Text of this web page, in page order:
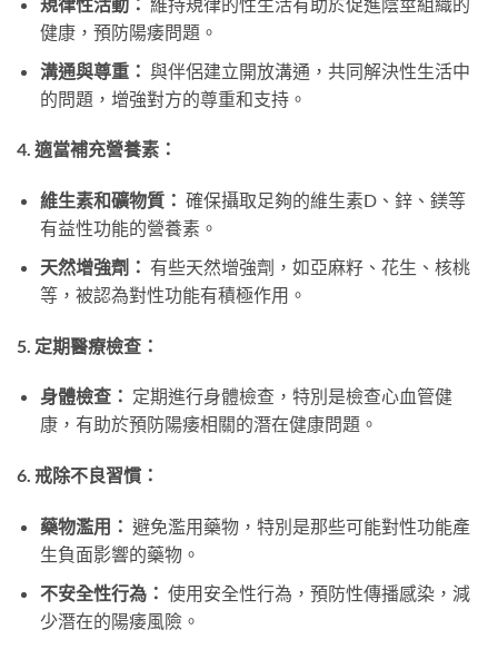
健康，預防陽痿問題。
溝通與尊重： 與伴侶建立開放溝通，共同解決性生活中
的問題，增強對方的尊重和支持。
4. 適當補充營養素：
維生素和礦物質： 確保攝取足夠的維生素D、鋅、鎂等
有益性功能的營養素。
天然增強劑： 有些天然增強劑，如亞麻籽、花生、核桃
等，被認為對性功能有積極作用。
5. 定期醫療檢查：
身體檢查： 定期進行身體檢查，特別是檢查心血管健
康，有助於預防陽痿相關的潛在健康問題。
6. 戒除不良習慣：
藥物濫用： 避免濫用藥物，特別是那些可能對性功能產
生負面影響的藥物。
不安全性行為： 使用安全性行為，預防性傳播感染，減
少潛在的陽痿風險。